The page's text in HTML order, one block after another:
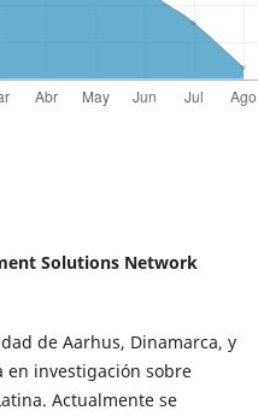
Solutions Network
de Aarhus, Dinamarca, y
en investigación sobre
Actualmente se